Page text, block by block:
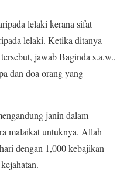
lelaki kerana sifat
lelaki. Ketika ditanya
jawab Baginda s.a.w.,
dan doa orang yang
janin dalam
malaikat untuknya. Allah
dengan 1,000 kebajikan